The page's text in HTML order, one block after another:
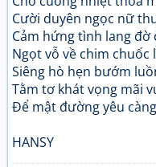
Cười duyên ngọc nữ
Cảm hứng tình lang đờ
Ngọt vỗ về chim chuốc
Siêng hò hẹn bướm
Tằm tơ khát vọng mãi
Để mật đường yêu
HANSY